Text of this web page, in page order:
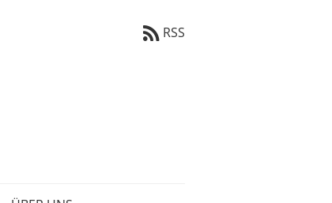
RSS